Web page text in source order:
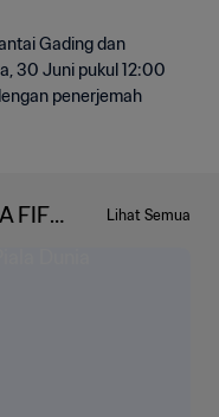
Gading dan
30 Juni pukul 12:00
penerjemah
FIFA
Lihat Semua